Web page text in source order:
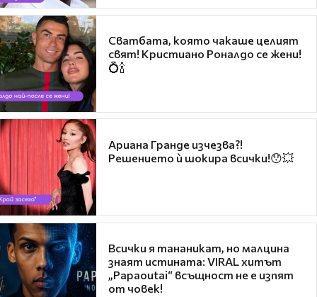
Сватбата, която чакаше целият
свят! Кристиано Роналдо се жени!
💍🍾
Ариана Гранде изчезва?!
Решението ѝ шокира всички!😯💥
Всички я тананикат, но малцина
знаят истината: VIRAL хитът
„Papaoutai“ всъщност не е изпят
от човек!